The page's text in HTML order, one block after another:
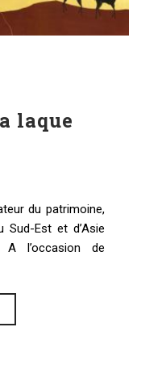
laque
du patrimoine,
Sud-Est et d’Asie
A l’occasion de